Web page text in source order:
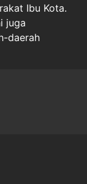
Ibu Kota.
juga
daerah